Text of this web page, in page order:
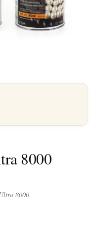
8000
8000.